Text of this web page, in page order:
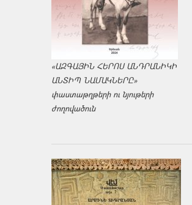
«ԱԶԳԱՅԻՆ ՀԵՐՈՍ ԱՆԴՐԱՆԻԿԻ
ԱՆՏԻՊ ՆԱՄԱԿՆԵՐԸ»
փաստաթղթերի ու նյութերի
ժողովածուն